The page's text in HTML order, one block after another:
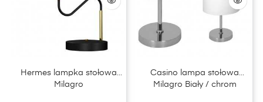
Hermes lampka stołowa
Milagro
Casino lampa stołowa
Milagro Biały / chrom